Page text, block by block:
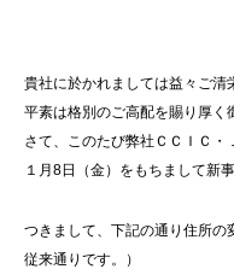
貴社に於かれましては益々ご清
平素は格別のご高配を賜り厚く
さて、このたび弊社ＣＣＩＣ・
１月8日（金）をもちまして新
つきまして、下記の通り住所の
従来通りです。）